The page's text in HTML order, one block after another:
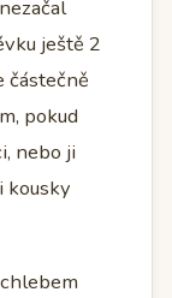
ještě 2
částečně
pokud
nebo ji
kousky